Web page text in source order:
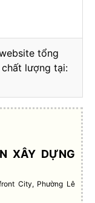
tổng
lượng tại:
XÂY DỰNG
City, Phường Lê